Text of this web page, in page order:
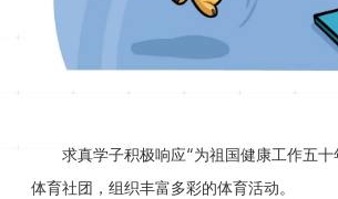
求真学子积极响应“为祖国健康工作五
体育社团，组织丰富多彩的体育活动。